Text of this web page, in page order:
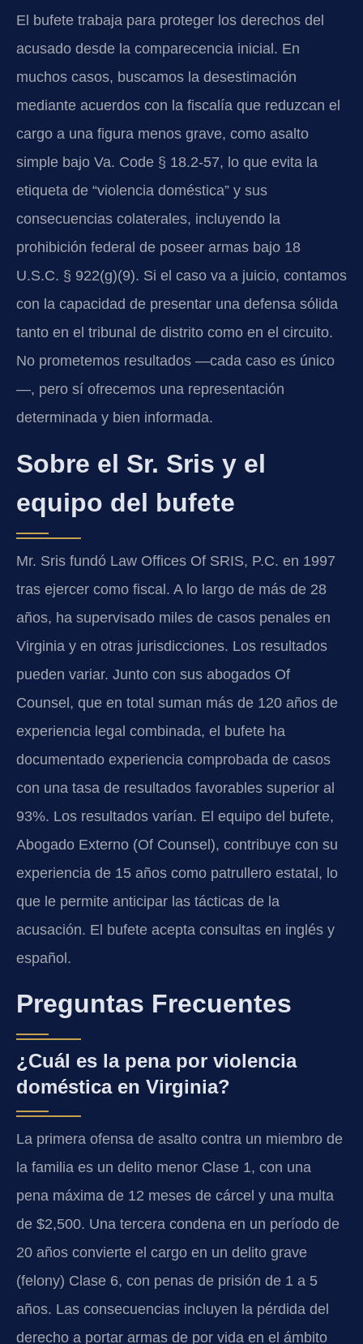
El bufete trabaja para proteger los derechos del
acusado desde la comparecencia inicial. En
muchos casos, buscamos la desestimación
mediante acuerdos con la fiscalía que reduzcan el
cargo a una figura menos grave, como asalto
simple bajo Va. Code § 18.2-57, lo que evita la
etiqueta de “violencia doméstica” y sus
consecuencias colaterales, incluyendo la
prohibición federal de poseer armas bajo 18
U.S.C. § 922(g)(9). Si el caso va a juicio, contamos
con la capacidad de presentar una defensa sólida
tanto en el tribunal de distrito como en el circuito.
No prometemos resultados —cada caso es único
—, pero sí ofrecemos una representación
determinada y bien informada.
Sobre el Sr. Sris y el
equipo del bufete
Mr. Sris fundó Law Offices Of SRIS, P.C. en 1997
tras ejercer como fiscal. A lo largo de más de 28
años, ha supervisado miles de casos penales en
Virginia y en otras jurisdicciones. Los resultados
pueden variar. Junto con sus abogados Of
Counsel, que en total suman más de 120 años de
experiencia legal combinada, el bufete ha
documentado experiencia comprobada de casos
con una tasa de resultados favorables superior al
93%. Los resultados varían. El equipo del bufete,
Abogado Externo (Of Counsel), contribuye con su
experiencia de 15 años como patrullero estatal, lo
que le permite anticipar las tácticas de la
acusación. El bufete acepta consultas en inglés y
español.
Preguntas Frecuentes
¿Cuál es la pena por violencia
doméstica en Virginia?
La primera ofensa de asalto contra un miembro de
la familia es un delito menor Clase 1, con una
pena máxima de 12 meses de cárcel y una multa
de $2,500. Una tercera condena en un período de
20 años convierte el cargo en un delito grave
(felony) Clase 6, con penas de prisión de 1 a 5
años. Las consecuencias incluyen la pérdida del
derecho a portar armas de por vida en el ámbito